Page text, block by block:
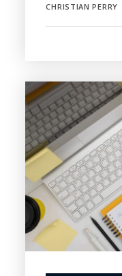
CHRISTIAN PERRY